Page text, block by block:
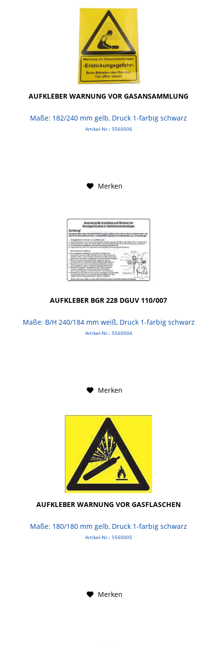
AUFKLEBER WARNUNG VOR GASANSAMMLUNG
Maße: 182/240 mm gelb, Druck 1-farbig schwarz
Artikel-Nr.: 5560006
Merken
AUFKLEBER BGR 228 DGUV 110/007
Maße: B/H 240/184 mm weiß, Druck 1-farbig schwarz
Artikel-Nr.: 5560004
Merken
AUFKLEBER WARNUNG VOR GASFLASCHEN
Maße: 180/180 mm gelb, Druck 1-farbig schwarz
Artikel-Nr.: 5560005
Merken